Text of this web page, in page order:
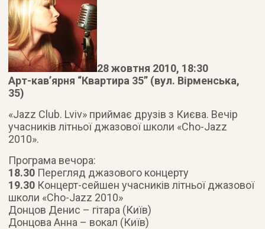
28 жовтня 2010, 18:30
Арт-кав’ярня “Квартира 35” (вул. Вірменська,
35)
«Jazz Club. Lviv» приймає друзів з Києва. Вечір
учасників літньої джазової школи «Cho-Jazz
2010».
Програма вечора:
18.30 Перегляд джазового концерту
19.30 Концерт-сейшен учасників літньої джазової
школи «Cho-Jazz 2010»
Донцов Денис – гітара (Київ)
Донцова Анна – вокал (Київ)